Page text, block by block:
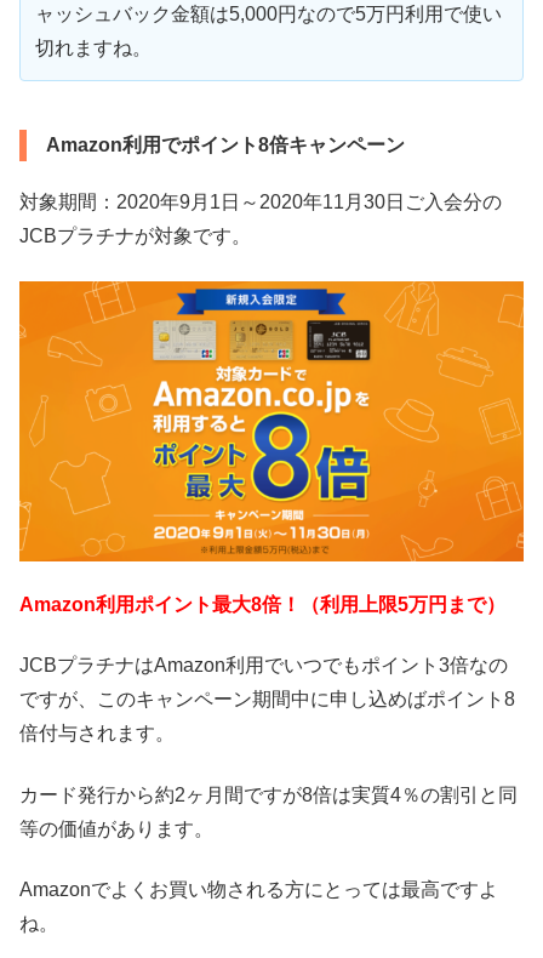
ャッシュバック金額は5,000円なので5万円利用で使い
切れますね。
Amazon利用でポイント8倍キャンペーン
対象期間：2020年9月1日～2020年11月30日ご入会分の
JCBプラチナが対象です。
Amazon利用ポイント最大8倍！（利用上限5万円まで）
JCBプラチナはAmazon利用でいつでもポイント3倍なの
ですが、このキャンペーン期間中に申し込めばポイント8
倍付与されます。
カード発行から約2ヶ月間ですが8倍は実質4％の割引と同
等の価値があります。
Amazonでよくお買い物される方にとっては最高ですよ
ね。